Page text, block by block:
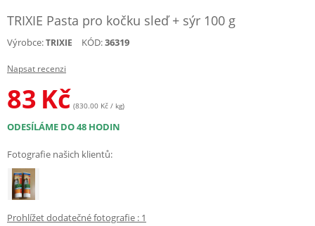
TRIXIE Pasta pro kočku sleď + sýr 100 g
Výrobce:TRIXIE KÓD:36319
Napsat recenzi
83 Kč (830.00 Kč / kg)
ODESÍLÁME DO 48 HODIN
Fotografie našich klientů:
Prohlížet dodatečné fotografie : 1